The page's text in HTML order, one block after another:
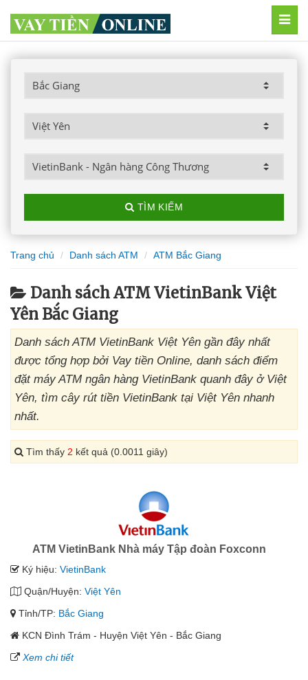
TÌM KIẾM
Trang chủ Danh sách ATM ATM Bắc Giang
Danh sách ATM VietinBank Việt
Yên Bắc Giang
Danh sách ATM VietinBank Việt Yên gần đây nhất
được tổng hợp bởi Vay tiền Online, danh sách điểm
đặt máy ATM ngân hàng VietinBank quanh đây ở Việt
Yên, tìm cây rút tiền VietinBank tại Việt Yên nhanh
nhất.
Tìm thấy 2 kết quả (0.0011 giây)
ATM VietinBank Nhà máy Tập đoàn Foxconn
Ký hiệu: VietinBank
Quận/Huyện: Việt Yên
Tỉnh/TP: Bắc Giang
KCN Đình Trám - Huyện Việt Yên - Bắc Giang
Xem chi tiết